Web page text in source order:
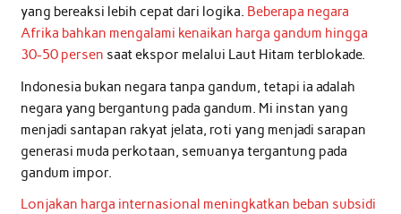
yang bereaksi lebih cepat dari logika. Beberapa negara
Afrika bahkan mengalami kenaikan harga gandum hingga
30-50 persen saat ekspor melalui Laut Hitam terblokade.
Indonesia bukan negara tanpa gandum, tetapi ia adalah
negara yang bergantung pada gandum. Mi instan yang
menjadi santapan rakyat jelata, roti yang menjadi sarapan
generasi muda perkotaan, semuanya tergantung pada
gandum impor.
Lonjakan harga internasional meningkatkan beban subsidi